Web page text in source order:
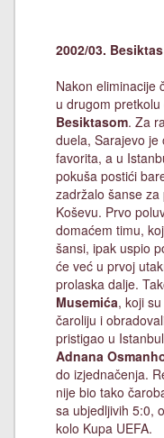
2002/03.
Nakon eliminacije
u drugom
Besiktasom. Za
duela, Sarajevo
favorita, a u
pokuša postići
zadržalo šanse
Koševu. Prvo
domaćem timu,
šansi, ipak uspio
će već u prvoj
prolaska dalje.
Musemića, koji
čaroliju i
pristigao u
Adnana
do izjednačenja.
nije bio tako
sa ubjedljivih 5:0,
kolo Kupa UEFA.